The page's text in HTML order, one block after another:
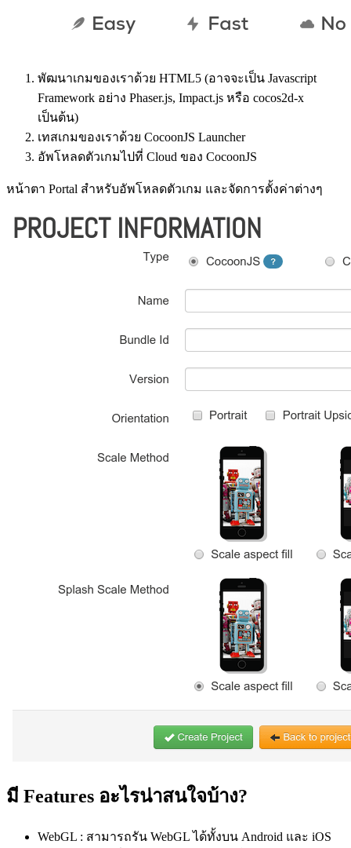
พัฒนาเกมของเราด้วย HTML5 (อาจจะเป็น Javascript
Framework อย่าง Phaser.js, Impact.js หรือ cocos2d-x
เป็นต้น)
เทสเกมของเราด้วย CocoonJS Launcher
อัพโหลดตัวเกมไปที่ Cloud ของ CocoonJS
หน้าตา Portal สำหรับอัพโหลดตัวเกม และจัดการตั้งค่าต่างๆ
มี Features อะไรน่าสนใจบ้าง?
WebGL : สามารถรัน WebGL ได้ทั้งบน Android และ iOS